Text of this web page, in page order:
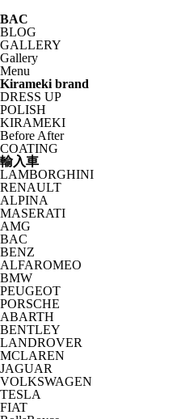
BAC
BLOG
GALLERY
Gallery
Menu
Kirameki brand
DRESS UP
POLISH
KIRAMEKI
Before After
COATING
輸入車
LAMBORGHINI
RENAULT
ALPINA
MASERATI
AMG
BAC
BENZ
ALFAROMEO
BMW
PEUGEOT
PORSCHE
ABARTH
BENTLEY
LANDROVER
MCLAREN
JAGUAR
VOLKSWAGEN
TESLA
FIAT